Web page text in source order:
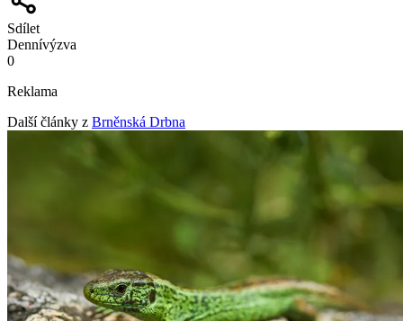
Sdílet
Dennívýzva
0
Reklama
Další články z Brněnská Drbna